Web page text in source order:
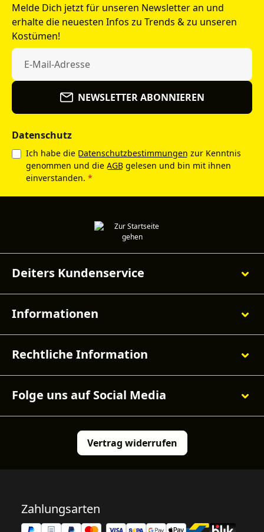
Melde Dich jetzt für unseren Newsletter an und
erhalte die neuesten Infos zu Trends & zu unseren
Kostümen!
NEWSLETTER ABONNIEREN
Datenschutz
Ich habe die Datenschutzbestimmungen zur Kenntnis
genommen und die AGB gelesen und bin mit ihnen
einverstanden. *
Deiters Kundenservice
Informationen
Rechtliche Information
Folge uns auf Social Media
Vertrag widerrufen
Zahlungsarten